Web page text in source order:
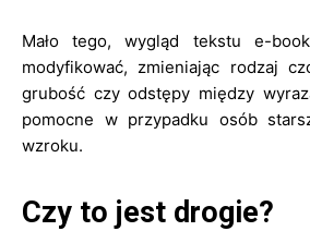
Mało tego, wygląd tekstu e-
modyfikować, zmieniając rodzaj
grubość czy odstępy między
pomocne w przypadku osób
wzroku.
Czy to jest drogie?